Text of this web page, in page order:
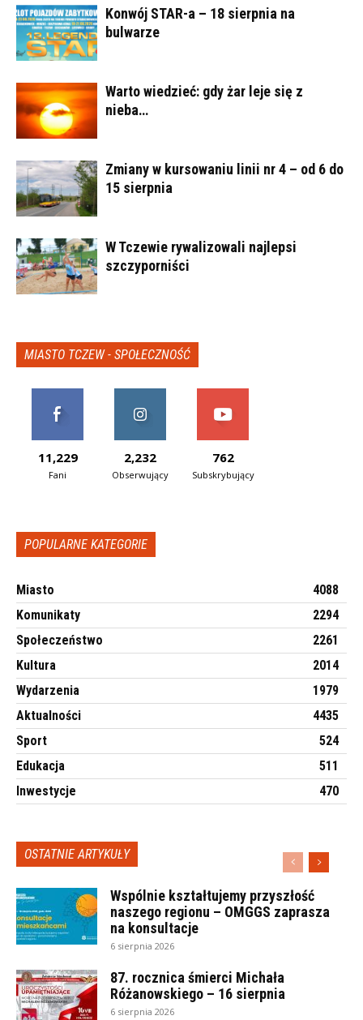
Konwój STAR-a – 18 sierpnia na
bulwarze
Warto wiedzieć: gdy żar leje się z
nieba…
Zmiany w kursowaniu linii nr 4 – od 6 do
15 sierpnia
W Tczewie rywalizowali najlepsi
szczyporniści
MIASTO TCZEW - SPOŁECZNOŚĆ
11,229
Fani
2,232
Obserwujący
762
Subskrybujący
POPULARNE KATEGORIE
Miasto
4088
Komunikaty
2294
Społeczeństwo
2261
Kultura
2014
Wydarzenia
1979
Aktualności
4435
Sport
524
Edukacja
511
Inwestycje
470
OSTATNIE ARTYKUŁY
Wspólnie kształtujemy przyszłość
naszego regionu – OMGGS zaprasza
na konsultacje
6 sierpnia 2026
87. rocznica śmierci Michała
Różanowskiego – 16 sierpnia
6 sierpnia 2026